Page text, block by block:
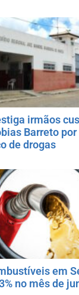
irmãos
Barreto
de drogas
em
no mês de